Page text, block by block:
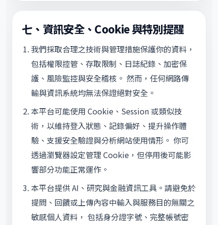
七、資訊安全、Cookie 與特別提醒
我們採取合理之技術與管理措施保護你的資料，
包括權限控管、存取限制、日誌紀錄、加密保
護、風險監控與安全稽核。 然而，任何網路傳
輸與資訊系統均無法保證絕對安全。
本平台可能使用 Cookie、Session 或類似技
術，以維持登入狀態、記錄偏好、提升操作體
驗、支援安全驗證與分析網站使用情形。 你可
透過瀏覽器設定管理 Cookie，但停用後可能影
響部分功能正常運作。
本平台提供 AI、研究與金融資訊工具。請避免於
提問、回饋或上傳內容中輸入與服務目的無關之
敏感個人資料， 包括身分證字號、完整帳號密